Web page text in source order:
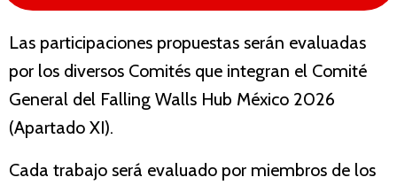
Las participaciones propuestas serán evaluadas
por los diversos Comités que integran el Comité
General del Falling Walls Hub México 2026
(Apartado XI).
Cada trabajo será evaluado por miembros de los